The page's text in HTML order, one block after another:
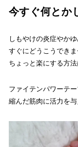
今すぐ何とか
しもやけの炎症やか
すぐにどうこうでき
ちょっと楽にする方
ファイテンパワーテ
縮んだ筋肉に活力を与